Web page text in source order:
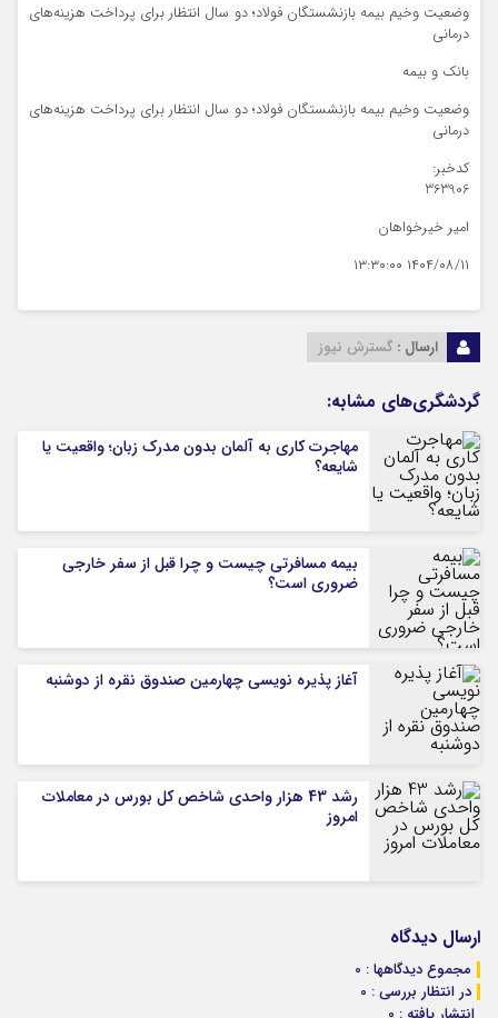
وضعیت وخیم بیمه بازنشستگان فولاد؛ دو سال انتظار برای پرداخت هزینه‌های
درمانی
بانک و بیمه
وضعیت وخیم بیمه بازنشستگان فولاد؛ دو سال انتظار برای پرداخت هزینه‌های
درمانی
کدخبر:
363906
امیر خیرخواهان
۱۴۰۴/۰۸/۱۱ ۱۳:۳۰:۰۰
ارسال : گسترش نیوز
گردشگری‌های مشابه:
مهاجرت کاری به آلمان بدون مدرک زبان؛ واقعیت یا
شایعه؟
بیمه مسافرتی چیست و چرا قبل از سفر خارجی
ضروری است؟
آغاز پذیره نویسی چهارمین صندوق نقره از دوشنبه
رشد 43 هزار واحدی شاخص کل بورس در معاملات
امروز
ارسال دیدگاه
مجموع دیدگاهها : 0
در انتظار بررسی : 0